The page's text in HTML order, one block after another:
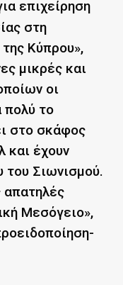
επιχείρηση
στη
Κύπρου»,
μικρές και
οι
πολύ το
στο σκάφος
και έχουν
του Σιωνισμού.
απατηλές
Μεσόγειο»,